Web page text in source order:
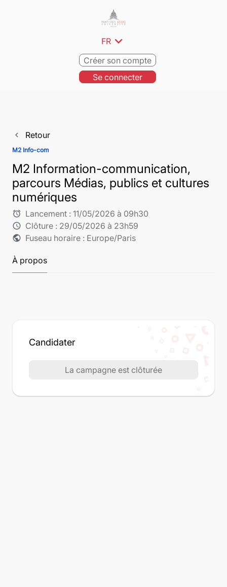
FRexpand_more
Créer son compte
Se connecter
navigate_before Retour
M2 Info-com
M2 Information-communication,
parcours Médias, publics et cultures
numériques
alarm Lancement : 11/05/2026 à 09h30
schedule Clôture : 29/05/2026 à 23h59
public Fuseau horaire : Europe/Paris
À propos
Candidater
La campagne est clôturée